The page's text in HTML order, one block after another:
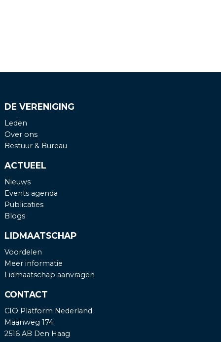
DE VERENIGING
Leden
Over ons
Bestuur & Bureau
ACTUEEL
Nieuws
Events agenda
Publicaties
Blogs
LIDMAATSCHAP
Voordelen
Meer informatie
Lidmaatschap aanvragen
CONTACT
CIO Platform Nederland
Maanweg 174
2516 AB Den Haag